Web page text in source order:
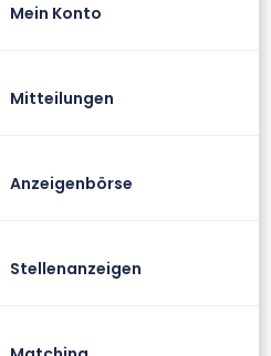
Mein Konto
Mitteilungen
Anzeigenbörse
Stellenanzeigen